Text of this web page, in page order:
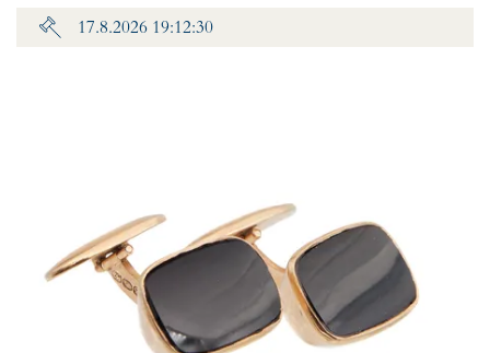
17.8.2026 19:12:30